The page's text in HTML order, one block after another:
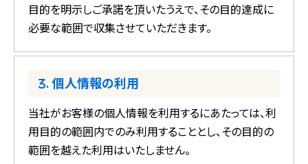
目的を明示しご承諾を頂いたうえで、その目的達成に
必要な範囲で収集させていただきます。
個人情報の利用
当社がお客様の個人情報を利用するにあたっては、利
用目的の範囲内でのみ利用することとし、その目的の
範囲を越えた利用はいたしません。